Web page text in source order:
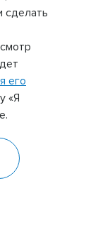
сделать
его
«Я